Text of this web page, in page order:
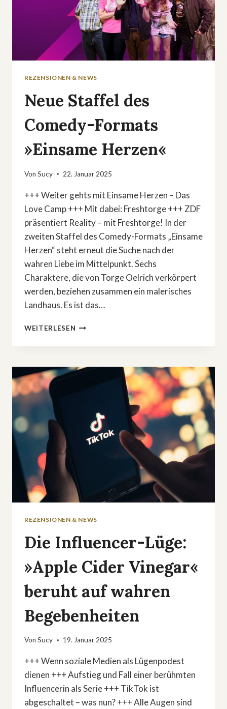
REZENSIONEN & NEWS
Neue Staffel des
Comedy-Formats
»Einsame Herzen«
Von Sucy 22. Januar 2025
+++ Weiter gehts mit Einsame Herzen – Das
Love Camp +++ Mit dabei: Freshtorge +++ ZDF
präsentiert Reality – mit Freshtorge! In der
zweiten Staffel des Comedy-Formats „Einsame
Herzen“ steht erneut die Suche nach der
wahren Liebe im Mittelpunkt. Sechs
Charaktere, die von Torge Oelrich verkörpert
werden, beziehen zusammen ein malerisches
Landhaus. Es ist das…
WEITERLESEN NEUE
DES
FORMATS
REZENSIONEN & NEWS
Die Influencer-Lüge:
»Apple Cider Vinegar«
beruht auf wahren
Begebenheiten
Von Sucy 19. Januar 2025
+++ Wenn soziale Medien als Lügenpodest
dienen +++ Aufstieg und Fall einer berühmten
Influencerin als Serie +++ TikTok ist
abgeschaltet – was nun? +++ Alle Augen sind